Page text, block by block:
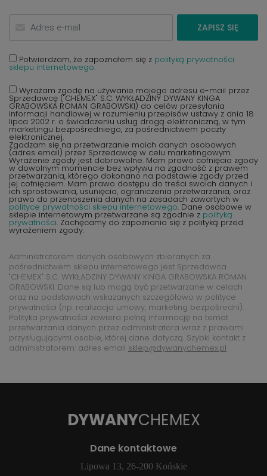
ZAPISZ SIĘ
Potwierdzam, że zapoznałem się z polityką prywatności
sklepu internetowego.
Wyrażam zgodę na używanie mojego adresu e-mail przez
Sprzedawcę ("CHEMEX" S.C. WYKŁADZINY DYWANY KINGA
GRABOWSKA ROMAN GRABOWSKI) do celów przesyłania
informacji handlowej w rozumieniu przepisów ustawy z dnia 18
lipca 2002 r. o świadczeniu usług drogą elektroniczną, w tym
marketingu bezpośredniego, za pośrednictwem poczty
elektronicznej.
Zgadzam się na przetwarzanie moich danych osobowych
(adres email) przez Sprzedawcę w celu marketingowym.
Wyrażenie zgody jest dobrowolne. Mam prawo cofnięcia zgody
w dowolnym momencie bez wpływu na zgodność z prawem
przetwarzania, którego dokonano na podstawie zgody przed
jej cofnięciem. Mam prawo dostępu do treści swoich danych i
ich sprostowania, usunięcia, ograniczenia przetwarzania, oraz
prawo do przenoszenia danych na zasadach zawartych w
polityce prywatności sklepu internetowego. Dane osobowe w
sklepie internetowym przetwarzane są zgodnie z polityką
prywatności. Zachęcamy do zapoznania się z polityką przed
wyrażeniem zgody.
Administratorem danych osobowych zbieranych za
pośrednictwem sklepu internetowego jest Sprzedawca
"CHEMEX" S.C. WYKŁADZINY DYWANY KINGA GRABOWSKA ROMAN
GRABOWSKI. Dane są lub mogą być przetwarzane w celach
oraz na podstawach wskazanych szczegółowo w polityce
prywatności (np. realizacja umowy, marketing bezpośredni).
Polityka prywatności zawiera pełną informację na temat
przetwarzania danych przez administratora wraz z prawami
przysługującymi osobie, której dane dotyczą. Szybki kontakt z
administratorem: adres email sklep@dywanychemex.pl
DYWANYCHEMEX
Dane kontaktowe
Lipowa 13, 26-200 Końskie